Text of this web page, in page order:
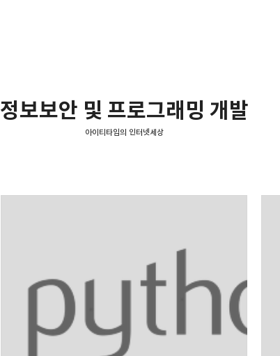
정보보안 및 프로그래밍 개발
아이티타임의 인터넷세상